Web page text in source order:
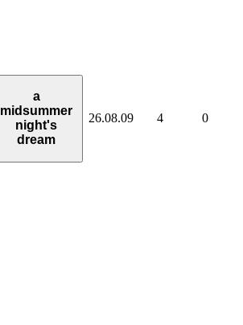
a
midsummer
night's
dream
26.08.09 4 0